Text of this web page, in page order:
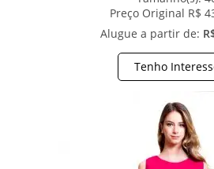
Preço Original R$
Alugue a partir de:
Tenho